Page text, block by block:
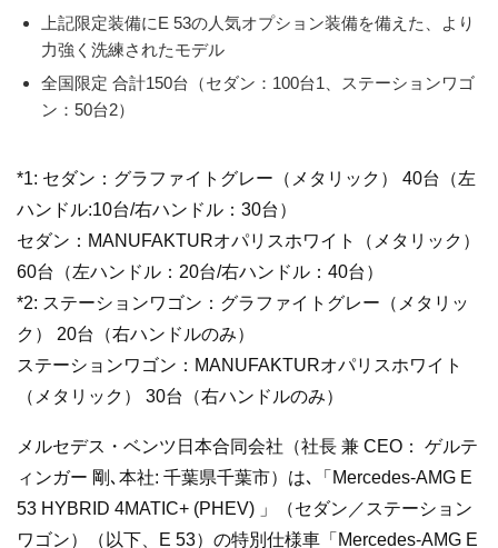
上記限定装備にE 53の人気オプション装備を備えた、より
力強く洗練されたモデル
全国限定 合計150台（セダン：100台1、ステーションワゴ
ン：50台2）
*1: セダン：グラファイトグレー（メタリック） 40台（左
ハンドル:10台/右ハンドル：30台）
セダン：MANUFAKTURオパリスホワイト（メタリック）
60台（左ハンドル：20台/右ハンドル：40台）
*2: ステーションワゴン：グラファイトグレー（メタリッ
ク） 20台（右ハンドルのみ）
ステーションワゴン：MANUFAKTURオパリスホワイト
（メタリック） 30台（右ハンドルのみ）
メルセデス・ベンツ日本合同会社（社長 兼 CEO： ゲルテ
ィンガー 剛､本社: 千葉県千葉市）は､「Mercedes-AMG E
53 HYBRID 4MATIC+ (PHEV) 」（セダン／ステーション
ワゴン）（以下、E 53）の特別仕様車「Mercedes-AMG E